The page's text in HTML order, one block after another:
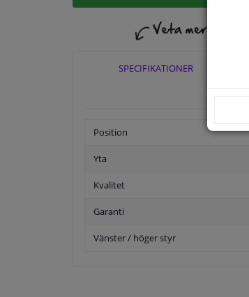
SPECIFIKATIONER
Position
Yta
Kvalitet
Garanti
Vänster / höger styr